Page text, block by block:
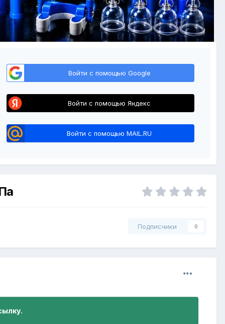
Войти с помощью Google
Войти с помощью Яндекс
Войти с помощью MAIL.RU
Подписчики 0